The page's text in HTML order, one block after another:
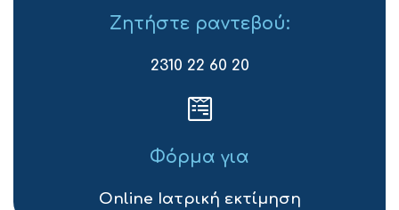
Ζητήστε ραντεβού:
2310 22 60 20
Φόρμα για
Online Ιατρική εκτίμηση